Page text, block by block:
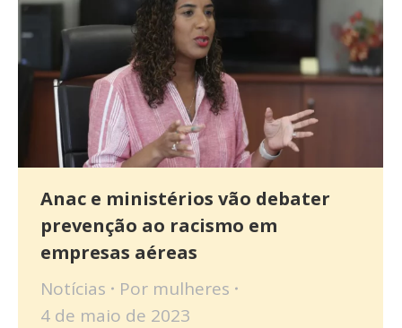
Anac e ministérios vão debater
prevenção ao racismo em
empresas aéreas
Notícias Por mulheres
4 de maio de 2023